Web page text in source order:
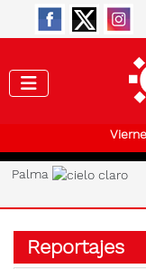
Palma
Reportajes